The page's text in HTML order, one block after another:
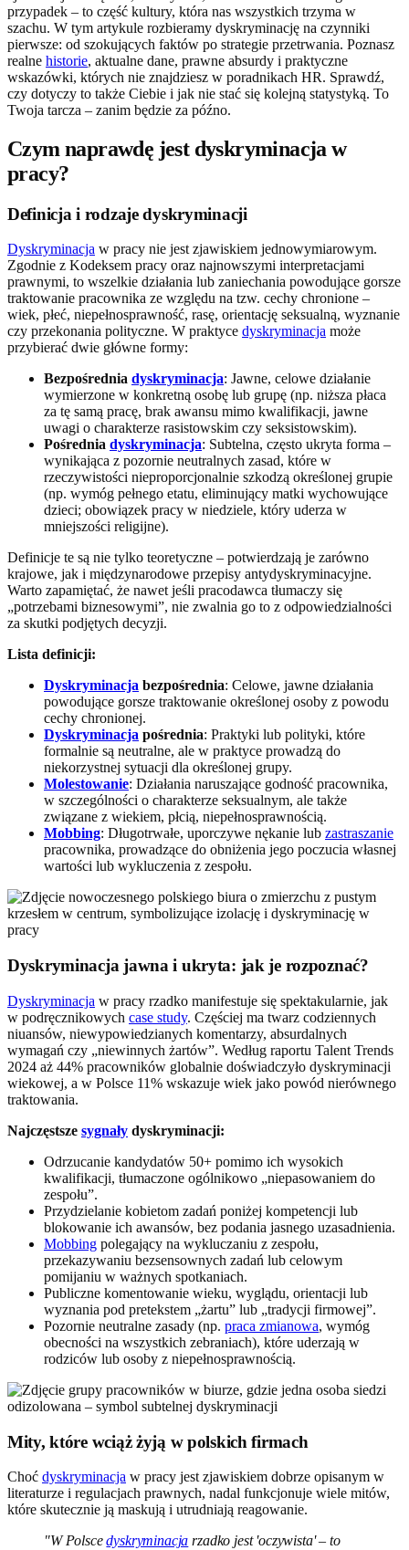
przypadek – to część kultury, która nas wszystkich trzyma w
szachu. W tym artykule rozbieramy dyskryminację na czynniki
pierwsze: od szokujących faktów po strategie przetrwania. Poznasz
realne historie, aktualne dane, prawne absurdy i praktyczne
wskazówki, których nie znajdziesz w poradnikach HR. Sprawdź,
czy dotyczy to także Ciebie i jak nie stać się kolejną statystyką. To
Twoja tarcza – zanim będzie za późno.
Czym naprawdę jest dyskryminacja w
pracy?
Definicja i rodzaje dyskryminacji
Dyskryminacja w pracy nie jest zjawiskiem jednowymiarowym.
Zgodnie z Kodeksem pracy oraz najnowszymi interpretacjami
prawnymi, to wszelkie działania lub zaniechania powodujące gorsze
traktowanie pracownika ze względu na tzw. cechy chronione –
wiek, płeć, niepełnosprawność, rasę, orientację seksualną, wyznanie
czy przekonania polityczne. W praktyce dyskryminacja może
przybierać dwie główne formy:
Bezpośrednia dyskryminacja: Jawne, celowe działanie
wymierzone w konkretną osobę lub grupę (np. niższa płaca
za tę samą pracę, brak awansu mimo kwalifikacji, jawne
uwagi o charakterze rasistowskim czy seksistowskim).
Pośrednia dyskryminacja: Subtelna, często ukryta forma –
wynikająca z pozornie neutralnych zasad, które w
rzeczywistości nieproporcjonalnie szkodzą określonej grupie
(np. wymóg pełnego etatu, eliminujący matki wychowujące
dzieci; obowiązek pracy w niedziele, który uderza w
mniejszości religijne).
Definicje te są nie tylko teoretyczne – potwierdzają je zarówno
krajowe, jak i międzynarodowe przepisy antydyskryminacyjne.
Warto zapamiętać, że nawet jeśli pracodawca tłumaczy się
„potrzebami biznesowymi”, nie zwalnia go to z odpowiedzialności
za skutki podjętych decyzji.
Lista definicji:
Dyskryminacja bezpośrednia: Celowe, jawne działania
powodujące gorsze traktowanie określonej osoby z powodu
cechy chronionej.
Dyskryminacja pośrednia: Praktyki lub polityki, które
formalnie są neutralne, ale w praktyce prowadzą do
niekorzystnej sytuacji dla określonej grupy.
Molestowanie: Działania naruszające godność pracownika,
w szczególności o charakterze seksualnym, ale także
związane z wiekiem, płcią, niepełnosprawnością.
Mobbing: Długotrwałe, uporczywe nękanie lub zastraszanie
pracownika, prowadzące do obniżenia jego poczucia własnej
wartości lub wykluczenia z zespołu.
Dyskryminacja jawna i ukryta: jak je rozpoznać?
Dyskryminacja w pracy rzadko manifestuje się spektakularnie, jak
w podręcznikowych case study. Częściej ma twarz codziennych
niuansów, niewypowiedzianych komentarzy, absurdalnych
wymagań czy „niewinnych żartów”. Według raportu Talent Trends
2024 aż 44% pracowników globalnie doświadczyło dyskryminacji
wiekowej, a w Polsce 11% wskazuje wiek jako powód nierównego
traktowania.
Najczęstsze sygnały dyskryminacji:
Odrzucanie kandydatów 50+ pomimo ich wysokich
kwalifikacji, tłumaczone ogólnikowo „niepasowaniem do
zespołu”.
Przydzielanie kobietom zadań poniżej kompetencji lub
blokowanie ich awansów, bez podania jasnego uzasadnienia.
Mobbing polegający na wykluczaniu z zespołu,
przekazywaniu bezsensownych zadań lub celowym
pomijaniu w ważnych spotkaniach.
Publiczne komentowanie wieku, wyglądu, orientacji lub
wyznania pod pretekstem „żartu” lub „tradycji firmowej”.
Pozornie neutralne zasady (np. praca zmianowa, wymóg
obecności na wszystkich zebraniach), które uderzają w
rodziców lub osoby z niepełnosprawnością.
Mity, które wciąż żyją w polskich firmach
Choć dyskryminacja w pracy jest zjawiskiem dobrze opisanym w
literaturze i regulacjach prawnych, nadal funkcjonuje wiele mitów,
które skutecznie ją maskują i utrudniają reagowanie.
"W Polscedyskryminacja rzadko jest 'oczywista' – to